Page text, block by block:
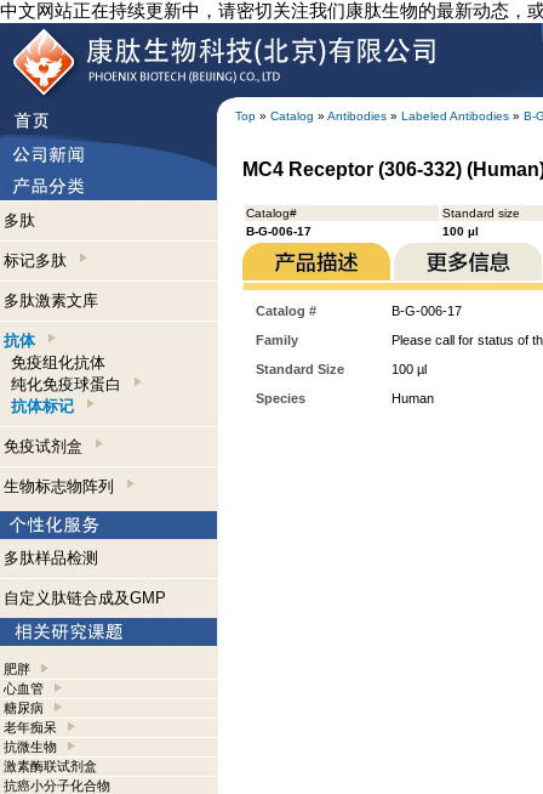
中文网站正在持续更新中，请密切关注我们康肽生物的最新动态，
Top » Catalog » Antibodies » Labeled Antibodies » B-
多肽
标记多肽
多肽激素文库
抗体
免疫组化抗体
纯化免疫球蛋白
抗体标记
免疫试剂盒
生物标志物阵列
多肽样品检测
自定义肽链合成及GMP
肥胖
心血管
糖尿病
老年痴呆
抗微生物
激素酶联试剂盒
抗癌小分子化合物
MC4 Receptor (306-332)
Catalog#
Standard size
B-G-006-17
100 µl
Catalog #
B-G-006-17
Family
Please call for status of
Standard Size
100 µl
Species
Human